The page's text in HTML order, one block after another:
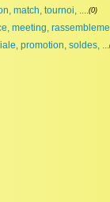
match, tournoi, ....(0)
meeting,
promotion, soldes, ...